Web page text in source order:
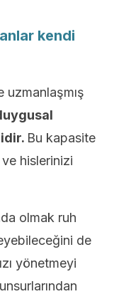
kendi
uzmanlaşmış
Bu kapasite
hislerinizi
olmak ruh
de
yönetmeyi